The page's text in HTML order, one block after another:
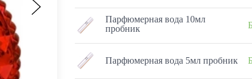
Парфюмерная вода 10мл
пробник
Парфюмерная вода 5мл пробник